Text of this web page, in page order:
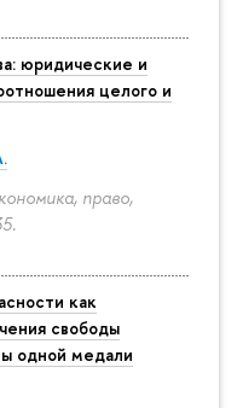
юридические и
целого и
право,
как
свободы
одной медали